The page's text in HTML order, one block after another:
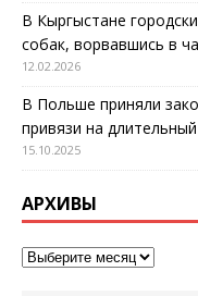
В Кыргыстане
собак, ворвавшись в
12.02.2026
В Польше приняли
привязи на
15.10.2025
АРХИВЫ